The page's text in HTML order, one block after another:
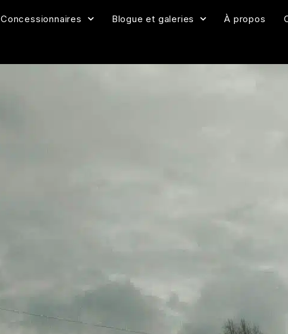
Concessionnaires Blogue et galeries À propos